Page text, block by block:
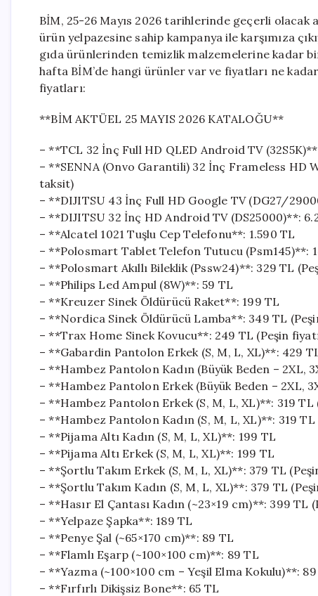
BİM, 25-26 Mayıs 2026 tarihlerinde geçerli olacak
ürün yelpazesine sahip kampanya ile karşımıza
gıda ürünlerinden temizlik malzemelerine kadar
hafta BİM’de hangi ürünler var ve fiyatları ne
fiyatları:
**BİM AKTÜEL 25 MAYIS 2026 KATALOĞU**
– **TCL 32 İnç Full HD QLED Android TV
– **SENNA (Onvo Garantili) 32 İnç Frameless HD
taksit)
– **DIJITSU 43 İnç Full HD Google TV (DG27/
– **DIJITSU 32 İnç HD Android TV (DS25000)**:
– **Alcatel 1021 Tuşlu Cep Telefonu**: 1.590 TL
– **Polosmart Tablet Telefon Tutucu (Psm145)**:
– **Polosmart Akıllı Bileklik (Pssw24)**: 329 TL
– **Philips Led Ampul (8W)**: 59 TL
– **Kreuzer Sinek Öldürücü Raket**: 199 TL
– **Nordica Sinek Öldürücü Lamba**: 349 TL
– **Trax Home Sinek Kovucu**: 249 TL (Peşin
– **Gabardin Pantolon Erkek (S, M, L, XL)**: 429
– **Hambez Pantolon Kadın (Büyük Beden – 2XL,
– **Hambez Pantolon Erkek (Büyük Beden – 2XL,
– **Hambez Pantolon Erkek (S, M, L, XL)**: 319
– **Hambez Pantolon Kadın (S, M, L, XL)**: 319
– **Pijama Altı Kadın (S, M, L, XL)**: 199 TL
– **Pijama Altı Erkek (S, M, L, XL)**: 199 TL
– **Şortlu Takım Erkek (S, M, L, XL)**: 379 TL
– **Şortlu Takım Kadın (S, M, L, XL)**: 379 TL
– **Hasır El Çantası Kadın (~23×19 cm)**: 399 TL
– **Yelpaze Şapka**: 189 TL
– **Penye Şal (~65×170 cm)**: 89 TL
– **Flamlı Eşarp (~100×100 cm)**: 89 TL
– **Yazma (~100×100 cm – Yeşil Elma Kokulu)**:
– **Fırfırlı Dikişsiz Bone**: 65 TL